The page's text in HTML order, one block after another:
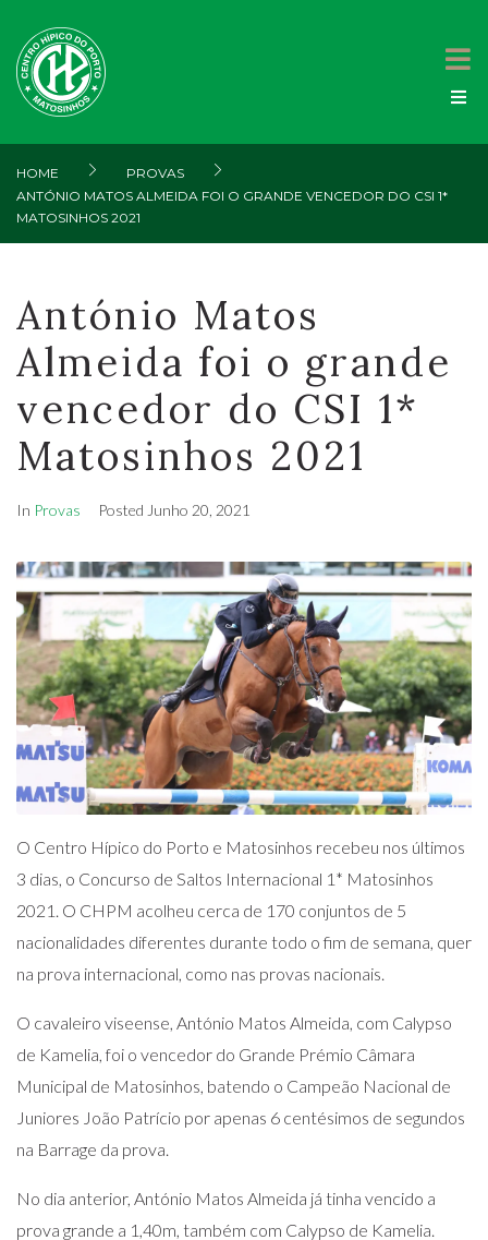
HOME
PROVAS
ANTÓNIO MATOS ALMEIDA FOI O GRANDE VENCEDOR DO CSI 1*
MATOSINHOS 2021
António Matos
Almeida foi o grande
vencedor do CSI 1*
Matosinhos 2021
In Provas Posted Junho 20, 2021
O Centro Hípico do Porto e Matosinhos recebeu nos últimos
3 dias, o Concurso de Saltos Internacional 1* Matosinhos
2021. O CHPM acolheu cerca de 170 conjuntos de 5
nacionalidades diferentes durante todo o fim de semana, quer
na prova internacional, como nas provas nacionais.
O cavaleiro viseense, António Matos Almeida, com Calypso
de Kamelia, foi o vencedor do Grande Prémio Câmara
Municipal de Matosinhos, batendo o Campeão Nacional de
Juniores João Patrício por apenas 6 centésimos de segundos
na Barrage da prova.
No dia anterior, António Matos Almeida já tinha vencido a
prova grande a 1,40m, também com Calypso de Kamelia.